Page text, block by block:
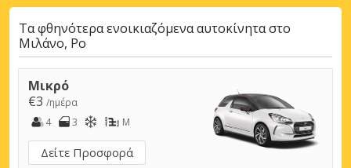
Τα φθηνότερα ενοικιαζόμενα αυτοκίνητα στο
Μιλάνο, Ρο
Μικρό
€3 /ημέρα
4
3 M
Δείτε Προσφορά